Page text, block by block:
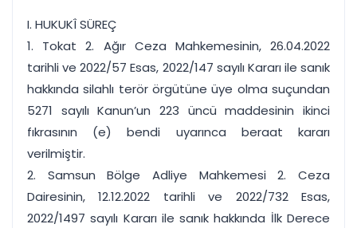
I. HUKUKÎ SÜREÇ
1. Tokat 2. Ağır Ceza Mahkemesinin, 26.04.2022
tarihli ve 2022/57 Esas, 2022/147 sayılı Kararı ile sanık
hakkında silahlı terör örgütüne üye olma suçundan
5271 sayılı Kanun’un 223 üncü maddesinin ikinci
fıkrasının (e) bendi uyarınca beraat kararı
verilmiştir.
2. Samsun Bölge Adliye Mahkemesi 2. Ceza
Dairesinin, 12.12.2022 tarihli ve 2022/732 Esas,
2022/1497 sayılı Kararı ile sanık hakkında İlk Derece